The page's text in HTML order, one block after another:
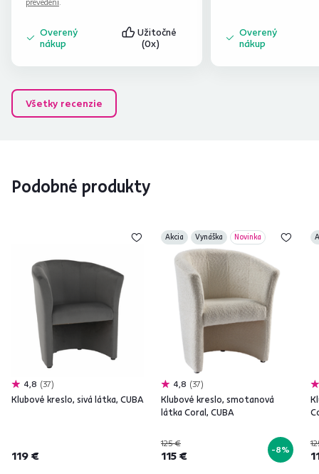
Overený
nákup
Užitočné
(0x)
Overený
nákup
Všetky recenzie
Podobné produkty
4,8 37
Klubové kreslo, sivá látka, CUBA
119 €
Akcia Vynáška Novinka
4,8 37
Klubové kreslo, smotanová
látka Coral, CUBA
125 €
115 € -8%